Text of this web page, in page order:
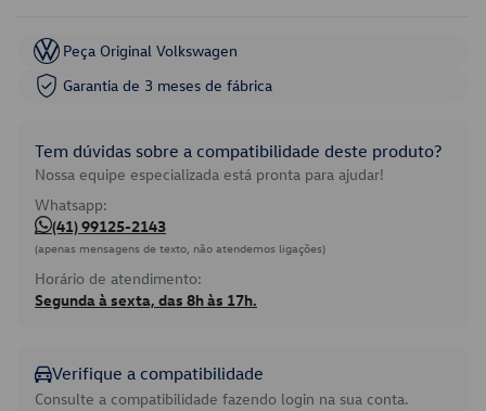
Peça Original Volkswagen
Garantia de 3 meses de fábrica
Tem dúvidas sobre a compatibilidade deste produto?
Nossa equipe especializada está pronta para ajudar!
Whatsapp:
(41) 99125-2143
(apenas mensagens de texto, não atendemos ligações)
Horário de atendimento:
Segunda à sexta, das 8h às 17h.
Verifique a compatibilidade
Consulte a compatibilidade fazendo login na sua conta.